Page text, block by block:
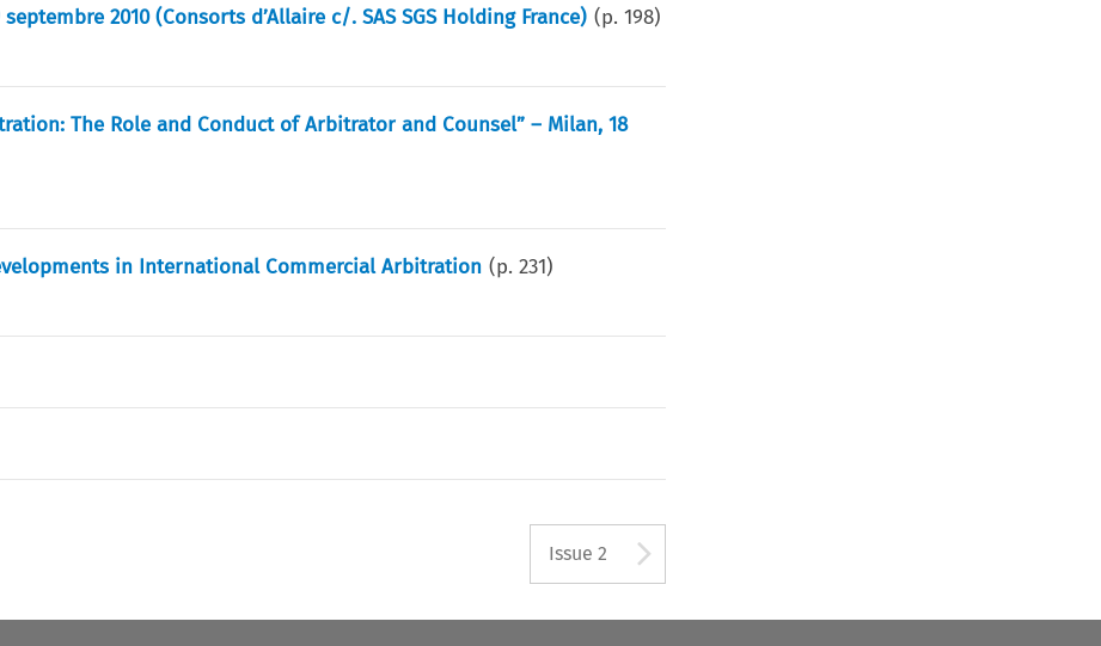
2010 (Consorts d’Allaire c/. SAS SGS Holding France) (p.198)
The Role and Conduct of Arbitrator and Counsel” – Milan, 18
in International Commercial Arbitration (p.231)
Issue 2